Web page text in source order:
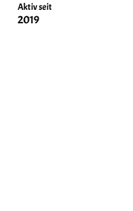
Aktiv seit
2019